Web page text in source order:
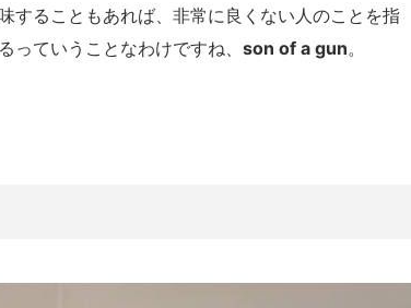
することもあれば、非常に良くない人のことを指
ていうことなわけですね、 son of a gun。